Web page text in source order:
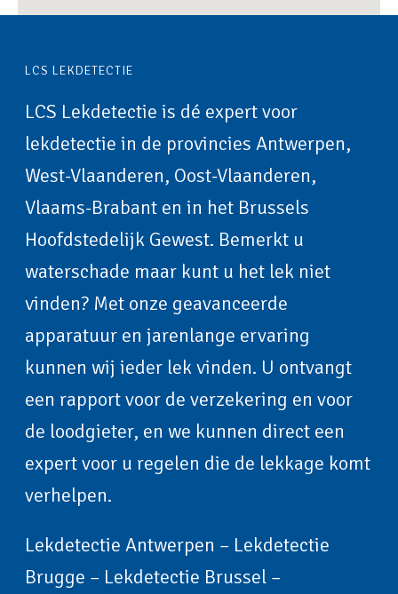
LCS LEKDETECTIE
LCS Lekdetectie is dé expert voor
lekdetectie in de provincies Antwerpen,
West-Vlaanderen, Oost-Vlaanderen,
Vlaams-Brabant en in het Brussels
Hoofdstedelijk Gewest. Bemerkt u
waterschade maar kunt u het lek niet
vinden? Met onze geavanceerde
apparatuur en jarenlange ervaring
kunnen wij ieder lek vinden. U ontvangt
een rapport voor de verzekering en voor
de loodgieter, en we kunnen direct een
expert voor u regelen die de lekkage komt
verhelpen.
Lekdetectie Antwerpen – Lekdetectie
Brugge – Lekdetectie Brussel –